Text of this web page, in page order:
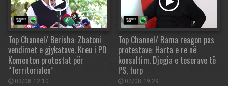
Top Channel/ Berisha: Zbatoni
vendimet e gjykatave. Kreu i PD
Komenton protestat për
“Territorialen”
03/08 12:10
Top Channel/ Rama reagon pas
protestave: Harta e re në
konsultim. Djegia e teserave të
PS, turp
02/08 19:29